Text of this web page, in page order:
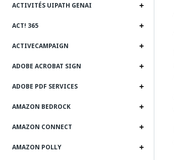
ACTIVITÉS UIPATH GENAI
ACT! 365
ACTIVECAMPAIGN
ADOBE ACROBAT SIGN
ADOBE PDF SERVICES
AMAZON BEDROCK
AMAZON CONNECT
AMAZON POLLY